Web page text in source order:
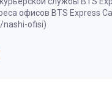
офисов BTS Express
ofisi)